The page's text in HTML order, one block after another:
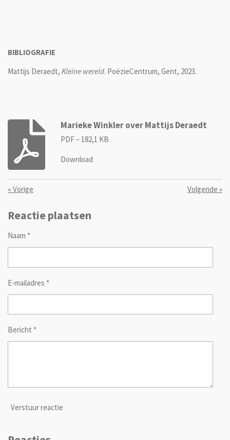
BIBLIOGRAFIE
Mattijs Deraedt, Kleine wereld. PoëzieCentrum, Gent, 2023.
Marieke Winkler over Mattijs Deraedt
PDF – 182,1 KB
Download
« Vorige Volgende »
Reactie plaatsen
Naam *
E-mailadres *
Bericht *
Verstuur reactie